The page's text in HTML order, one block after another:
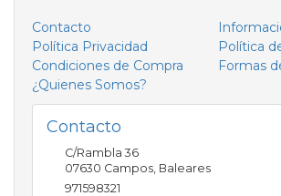
Contacto
Política Privacidad
Política
Condiciones de Compra
Formas
¿Quienes Somos?
Contacto
C/Rambla 36
07630 Campos Baleares
971598321